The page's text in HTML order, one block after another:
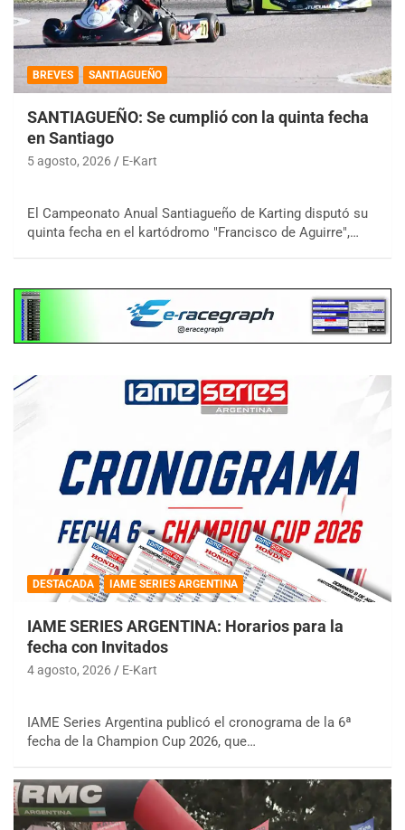
BREVES SANTIAGUEÑO
SANTIAGUEÑO: Se cumplió con la quinta fecha
en Santiago
5 agosto, 2026 E-Kart
El Campeonato Anual Santiagueño de Karting disputó su
quinta fecha en el kartódromo "Francisco de Aguirre",…
DESTACADA IAME SERIES ARGENTINA
IAME SERIES ARGENTINA: Horarios para la
fecha con Invitados
4 agosto, 2026 E-Kart
IAME Series Argentina publicó el cronograma de la 6ª
fecha de la Champion Cup 2026, que…